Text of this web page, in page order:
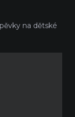
na dětské